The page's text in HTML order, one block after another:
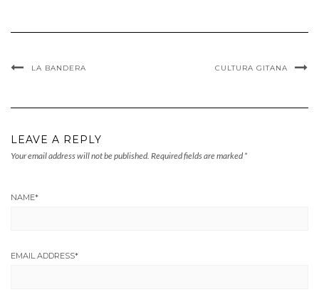
LA BANDERA CULTURA GITANA
LEAVE A REPLY
Your email address will not be published. Required fields are marked *
NAME*
EMAIL ADDRESS*